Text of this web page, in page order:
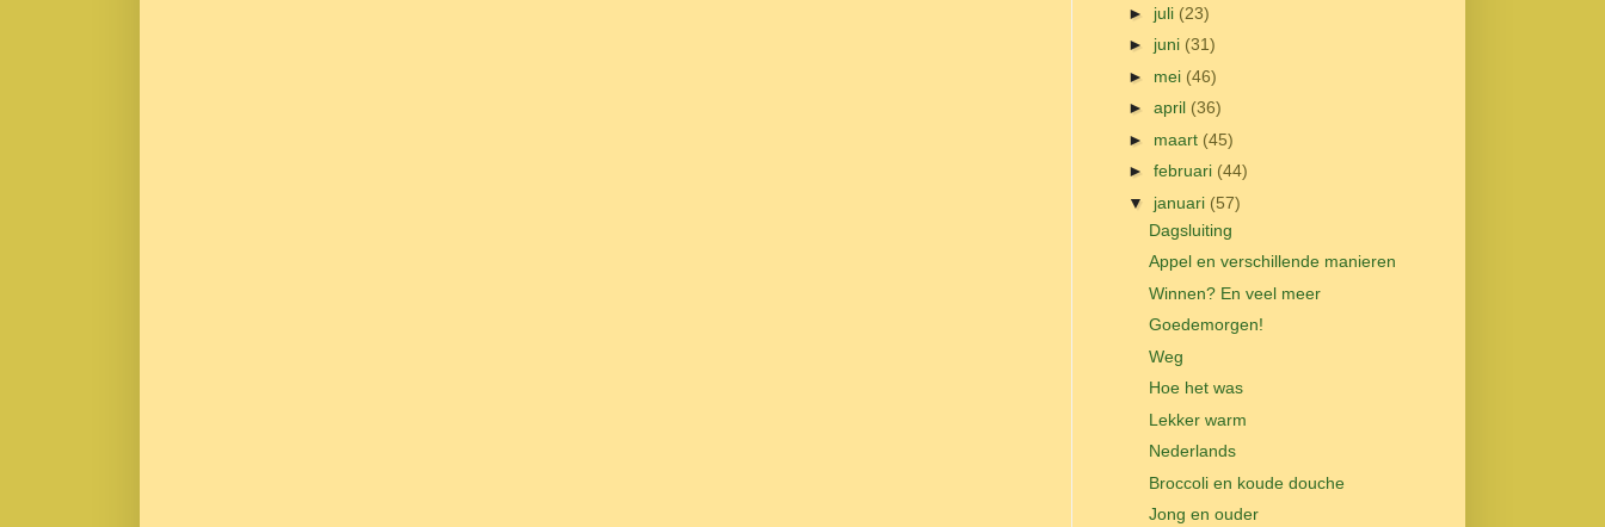
► juli (23)
► juni (31)
► mei (46)
► april (36)
► maart (45)
► februari (44)
▼ januari (57)
Dagsluiting
Appel en verschillende manieren
Winnen? En veel meer
Goedemorgen!
Weg
Hoe het was
Lekker warm
Nederlands
Broccoli en koude douche
Jong en ouder